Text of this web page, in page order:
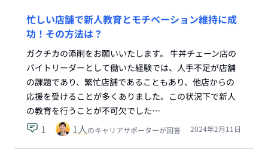
忙しい店舗で新人教育とモチベーション維持に成
功！その方法は？
ガクチカの添削をお願いいたします。 牛丼チェーン店の
バイトリーダーとして働いた経験では、人手不足が店舗
の課題であり、繁忙店舗であることもあり、他店からの
応援を受けることが多くありました。この状況下で新人
の教育を行うことが不可欠でした…
1 1人のキャリアサポーターが回答 2024年2月11日